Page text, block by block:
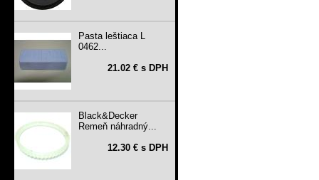
Pasta leštiaca L
0462...
21.02 € s DPH
Black&Decker
Remeň náhradný...
12.30 € s DPH